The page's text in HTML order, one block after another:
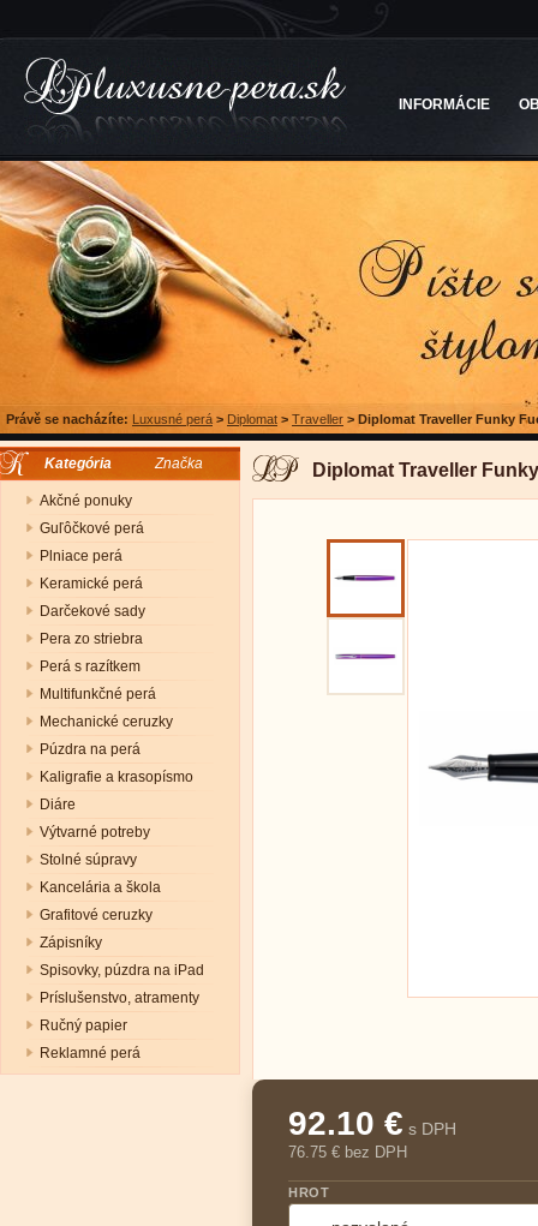
INFORMÁCIE
Právě se nacházíte: Luxusné perá > Diplomat > Traveller > Diplomat Traveller Funky
Kategória Značka
Akčné ponuky
Guľôčkové perá
Plniace perá
Keramické perá
Darčekové sady
Pera zo striebra
Perá s razítkem
Multifunkčné perá
Mechanické ceruzky
Púzdra na perá
Kaligrafie a krasopísmo
Diáre
Výtvarné potreby
Stolné súpravy
Kancelária a škola
Grafitové ceruzky
Zápisníky
Spisovky, púzdra na iPad
Príslušenstvo, atramenty
Ručný papier
Reklamné perá
Diplomat Traveller
92.10 € s DPH
76.75 € bez DPH
HROT